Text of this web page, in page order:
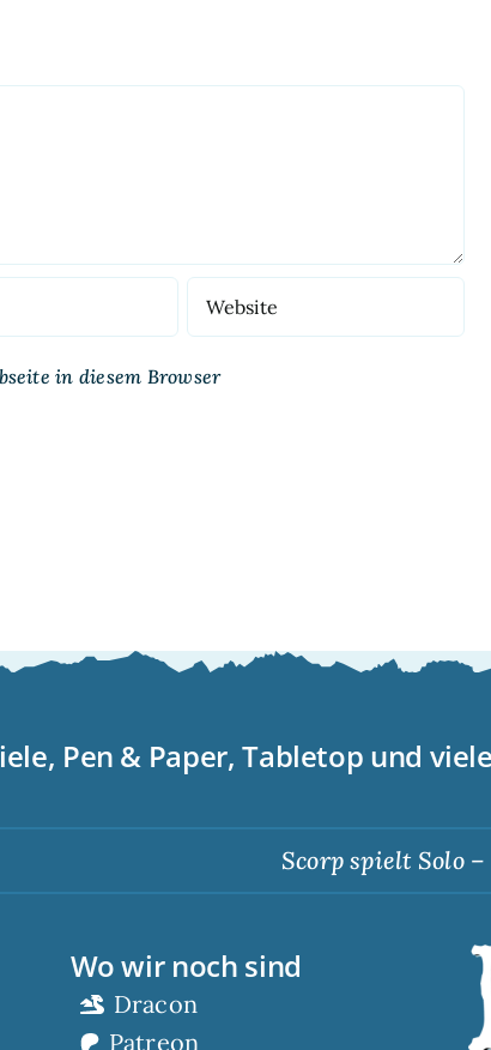
in diesem Browser
Pen & Paper, Tabletop und
Scorp spielt Solo – S³
Wo wir noch sind
Dracon
Patreon